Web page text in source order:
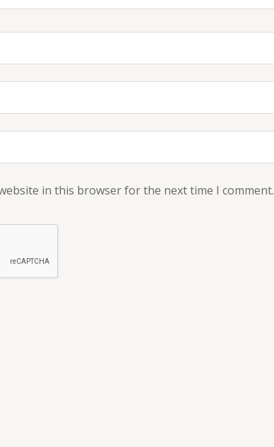
in this browser for the next time I comment.